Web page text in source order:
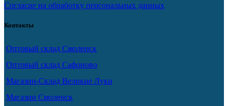
Согласие на обработку персональных данных
Контакты
Оптовый склад Смоленск
Оптовый склад Сафоново
Магазин-Склад Великие Луки
Магазин Смоленск